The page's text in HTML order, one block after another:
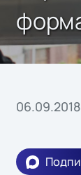
06.09.2018